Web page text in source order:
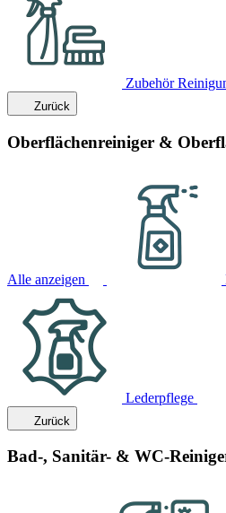
Zubehör
Zurück
Oberflächenreiniger &
Alle anzeigen
Lederpflege
Zurück
Bad-, Sanitär- & WC-